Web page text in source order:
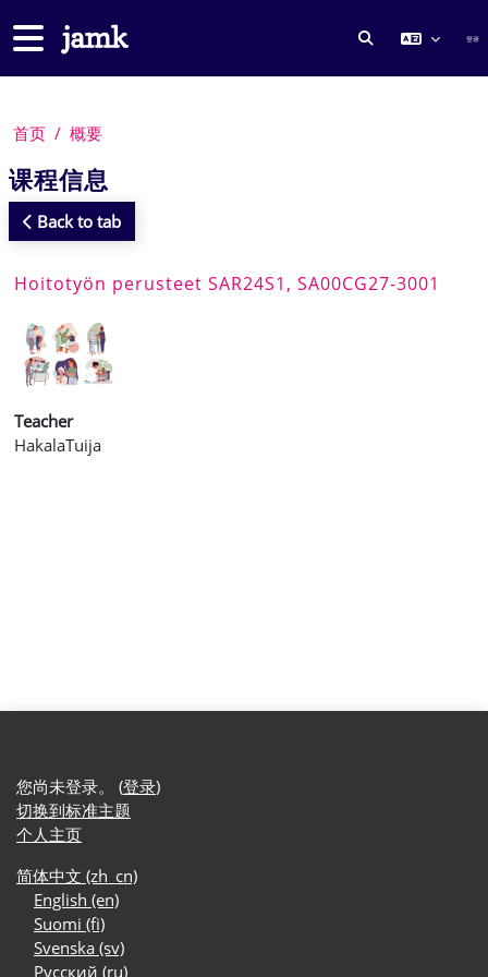
停靠面板
切换搜索输入 登录
首页 概要
课程信息
Back to tab
Hoitotyön perusteet SAR24S1, SA00CG27-3001
Teacher
HakalaTuija
您尚未登录。 (登录)
切换到标准主题
个人主页
简体中文 ‎(zh_cn)‎
English ‎(en)‎
Suomi ‎(fi)‎
Svenska ‎(sv)‎
Русский ‎(ru)‎